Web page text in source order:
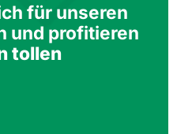
für unseren
und profitieren
tollen